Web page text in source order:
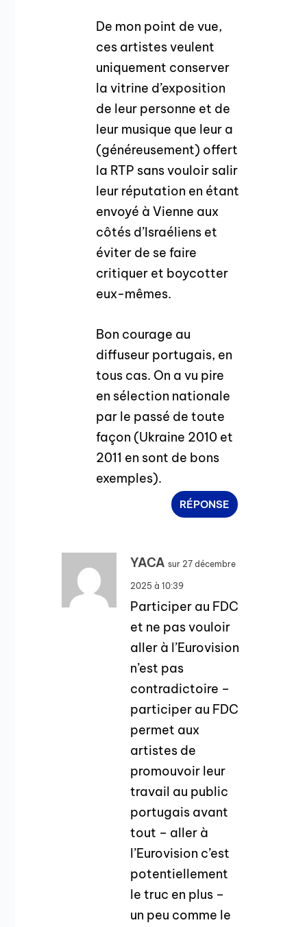
De mon point de vue,
ces artistes veulent
uniquement conserver
la vitrine d’exposition
de leur personne et de
leur musique que leur a
(généreusement) offert
la RTP sans vouloir salir
leur réputation en étant
envoyé à Vienne aux
côtés d’Israéliens et
éviter de se faire
critiquer et boycotter
eux-mêmes.
Bon courage au
diffuseur portugais, en
tous cas. On a vu pire
en sélection nationale
par le passé de toute
façon (Ukraine 2010 et
2011 en sont de bons
exemples).
RÉPONSE
YACA sur 27 décembre
2025 à 10:39
Participer au FDC
et ne pas vouloir
aller à l’Eurovision
n’est pas
contradictoire –
participer au FDC
permet aux
artistes de
promouvoir leur
travail au public
portugais avant
tout – aller à
l’Eurovision c’est
potentiellement
le truc en plus –
un peu comme le